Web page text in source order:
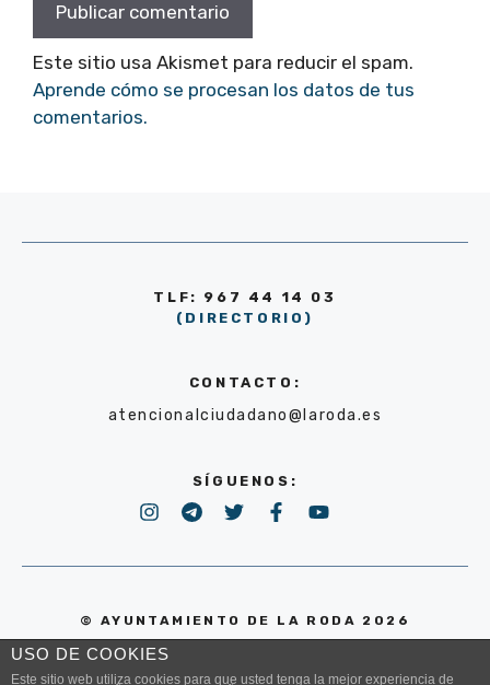
Este sitio usa Akismet para reducir el spam.
Aprende cómo se procesan los datos de tus
comentarios.
TLF: 967 44 14 03
(DIRECTORIO)
CONTACTO:
atencionalciudadano@laroda.es
SÍGUENOS:
© AYUNTAMIENTO DE LA RODA 2026
POLÍTICA DE PRIVACIDAD
USO DE COOKIES
Este sitio web utiliza cookies para que usted tenga la mejor experiencia de